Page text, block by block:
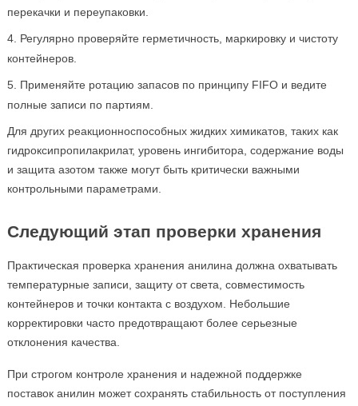
перекачки и переупаковки.
Регулярно проверяйте герметичность, маркировку и чистоту
контейнеров.
Применяйте ротацию запасов по принципу FIFO и ведите
полные записи по партиям.
Для других реакционноспособных жидких химикатов, таких как
гидроксипропилакрилат, уровень ингибитора, содержание воды
и защита азотом также могут быть критически важными
контрольными параметрами.
Следующий этап проверки хранения
Практическая проверка хранения анилина должна охватывать
температурные записи, защиту от света, совместимость
контейнеров и точки контакта с воздухом. Небольшие
корректировки часто предотвращают более серьезные
отклонения качества.
При строгом контроле хранения и надежной поддержке
поставок анилин может сохранять стабильность от поступления